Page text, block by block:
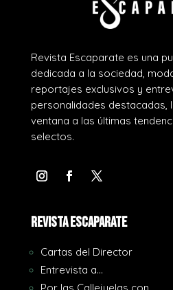
Revista Escaparate es una
dedicada a la sociedad,
reportajes exclusivos y
personalidades destacadas,
ventana a las últimas
selectos.
REVISTA ESCAPARATE
Cartas del Director
Entrevista a…